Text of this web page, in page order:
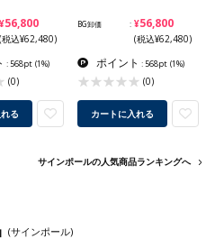
¥56,800
(税込¥62,480)
: 568pt (1%)
(0)
る
BG卸価 ¥56,800
(税込¥62,480)
ポイント : 568pt (1%)
(0)
カートに入れる
サインポールの人気商品ランキングへ
(サインポール)